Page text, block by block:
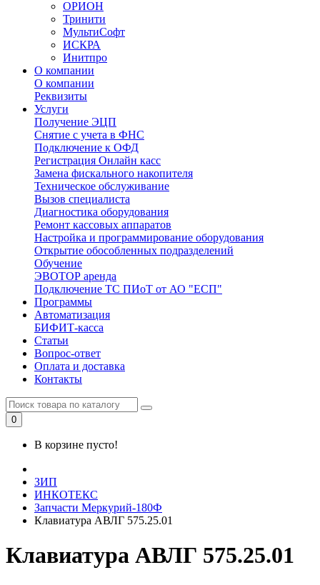
ОРИОН
Тринити
МультиСофт
ИСКРА
Инитпро
О компании
О компании
Реквизиты
Услуги
Получение ЭЦП
Снятие с учета в ФНС
Подключение к ОФД
Регистрация Онлайн касс
Замена фискального накопителя
Техническое обслуживание
Вызов специалиста
Диагностика оборудования
Ремонт кассовых аппаратов
Настройка и программирование оборудования
Открытие обособленных подразделений
Обучение
ЭВОТОР аренда
Подключение ТС ПИоТ от АО "ЕСП"
Программы
Автоматизация
БИФИТ-касса
Статьи
Вопрос-ответ
Оплата и доставка
Контакты
0
В корзине пусто!
ЗИП
ИНКОТЕКС
Запчасти Меркурий-180Ф
Клавиатура АВЛГ 575.25.01
Клавиатура АВЛГ 575.25.01